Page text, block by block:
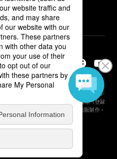
子書籍配信サービスが、著作権者からコン
信サービスであることを示す登録商標（登録
くは［ABJマーク］または［電子出版制作・
い。